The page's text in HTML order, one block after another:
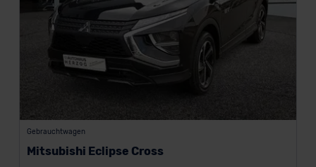
Gebrauchtwagen
Mitsubishi Eclipse Cross